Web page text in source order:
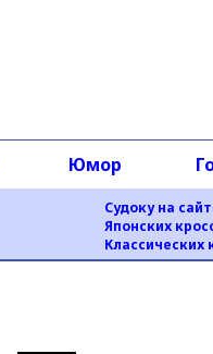
Судоку на
Японских
Классических
Юмор